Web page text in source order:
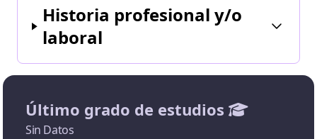
Historia profesional y/o
laboral
Último grado de estudios
Sin Datos